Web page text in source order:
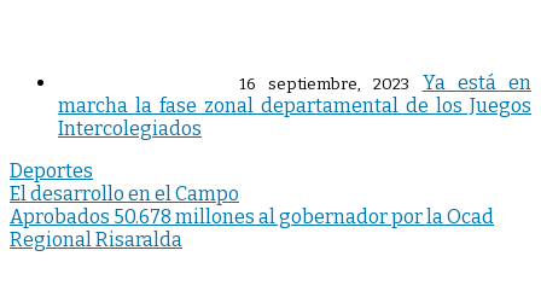
16 septiembre, 2023
Ya está en
marcha la fase zonal departamental de los Juegos
Intercolegiados
Deportes
Navegación
de
El desarrollo en el Campo
Aprobados 50.678 millones al gobernador por la Ocad
Regional Risaralda